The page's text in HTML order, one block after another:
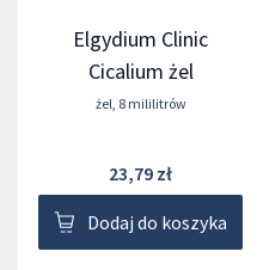
Elgydium Clinic
Cicalium żel
żel, 8 mililitrów
23,79 zł
Dodaj do koszyka